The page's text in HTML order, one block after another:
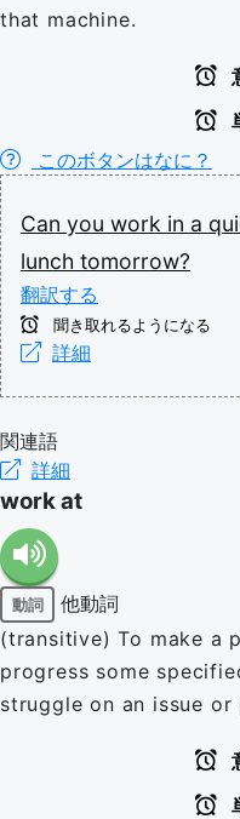
that machine.
このボタンはなに？
Can you work in a
lunch tomorrow?
翻訳する
聞き取れるようになる
詳細
関連語
詳細
work at
動詞
他動詞
(transitive) To make a
progress some
struggle on an issue or